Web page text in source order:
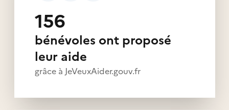
156
bénévoles ont proposé
leur aide
grâce à JeVeuxAider.gouv.fr